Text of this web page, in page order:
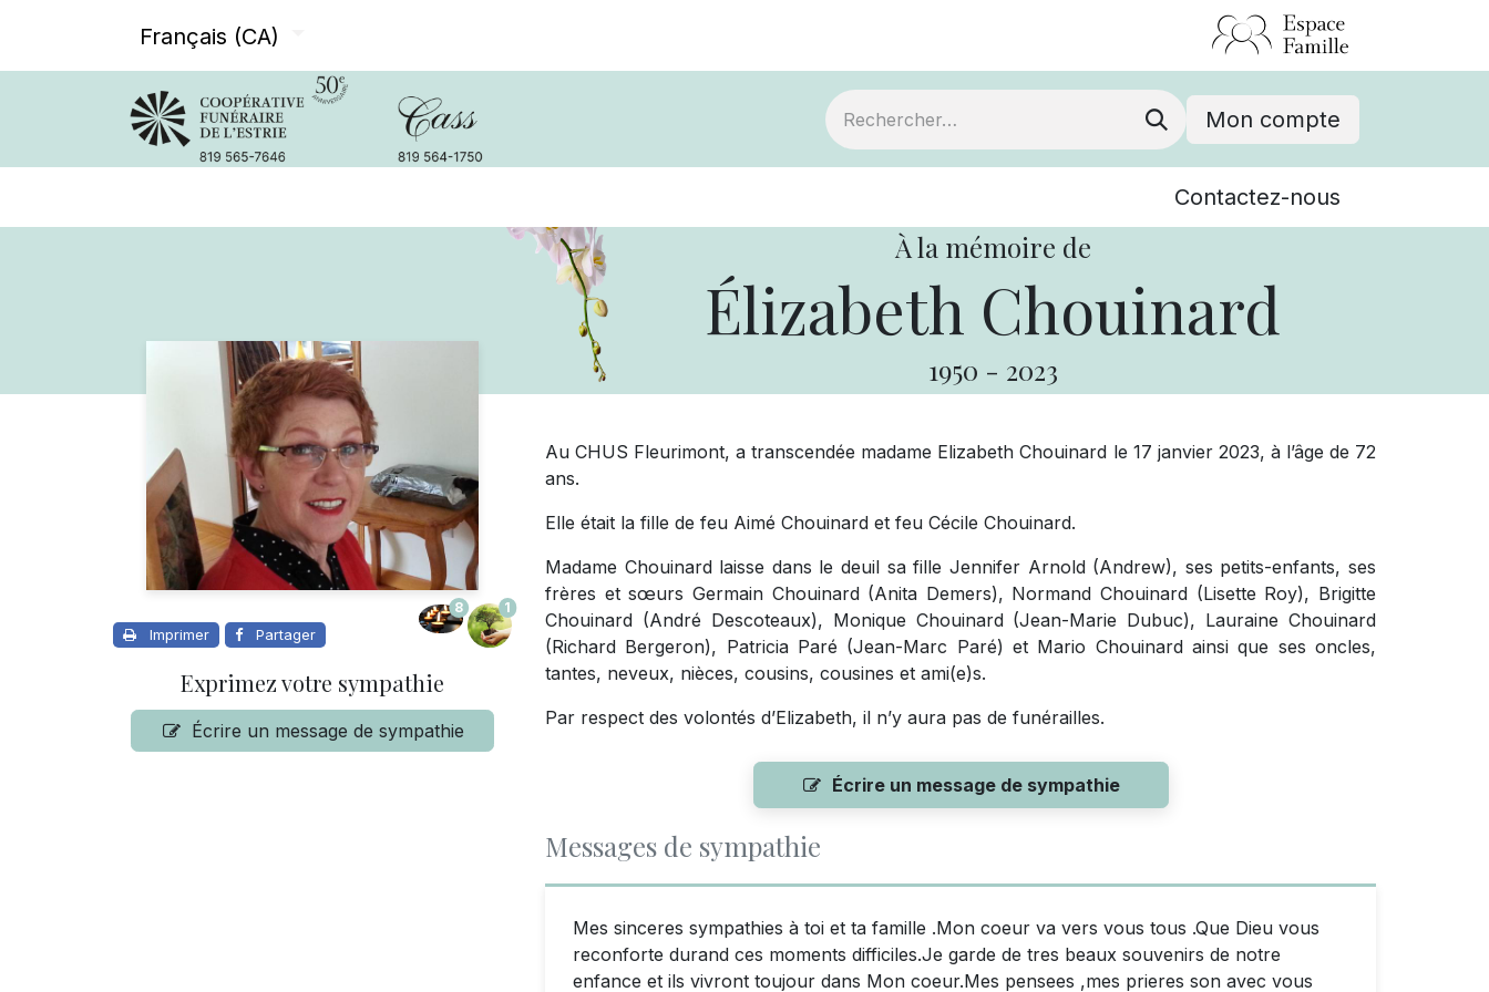
Français (CA)
Mon compte
Événements
Contactez-nous
À la mémoire de
Élizabeth Chouinard
1950 - 2023
Imprimer Partager
8 1
Exprimez votre sympathie
Écrire un message de sympathie
Au CHUS Fleurimont, a transcendée madame Elizabeth Chouinard le 17 janvier 2023, à l’âge de 72
ans.
Elle était la fille de feu Aimé Chouinard et feu Cécile Chouinard.
Madame Chouinard laisse dans le deuil sa fille Jennifer Arnold (Andrew), ses petits-enfants, ses
frères et sœurs Germain Chouinard (Anita Demers), Normand Chouinard (Lisette Roy), Brigitte
Chouinard (André Descoteaux), Monique Chouinard (Jean-Marie Dubuc), Lauraine Chouinard
(Richard Bergeron), Patricia Paré (Jean-Marc Paré) et Mario Chouinard ainsi que ses oncles,
tantes, neveux, nièces, cousins, cousines et ami(e)s.
Par respect des volontés d’Elizabeth, il n’y aura pas de funérailles.
Écrire un message de sympathie
Messages de sympathie
Mes sinceres sympathies à toi et ta famille .Mon coeur va vers vous tous .Que Dieu vous
reconforte durand ces moments difficiles.Je garde de tres beaux souvenirs de notre
enfance et ils vivront toujour dans Mon coeur.Mes pensees ,mes prieres son avec vous